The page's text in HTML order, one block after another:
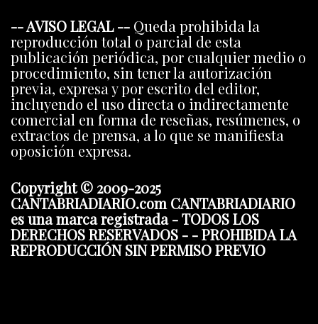
-- AVISO LEGAL -- Queda prohibida la
reproducción total o parcial de esta
publicación periódica, por cualquier medio o
procedimiento, sin tener la autorización
previa, expresa y por escrito del editor,
incluyendo el uso directa o indirectamente
comercial en forma de reseñas, resúmenes, o
extractos de prensa, a lo que se manifiesta
oposición expresa.
Copyright © 2009-2025
CANTABRIADIARIO.com CANTABRIADIARIO
es una marca registrada - TODOS LOS
DERECHOS RESERVADOS - - PROHIBIDA LA
REPRODUCCIÓN SIN PERMISO PREVIO